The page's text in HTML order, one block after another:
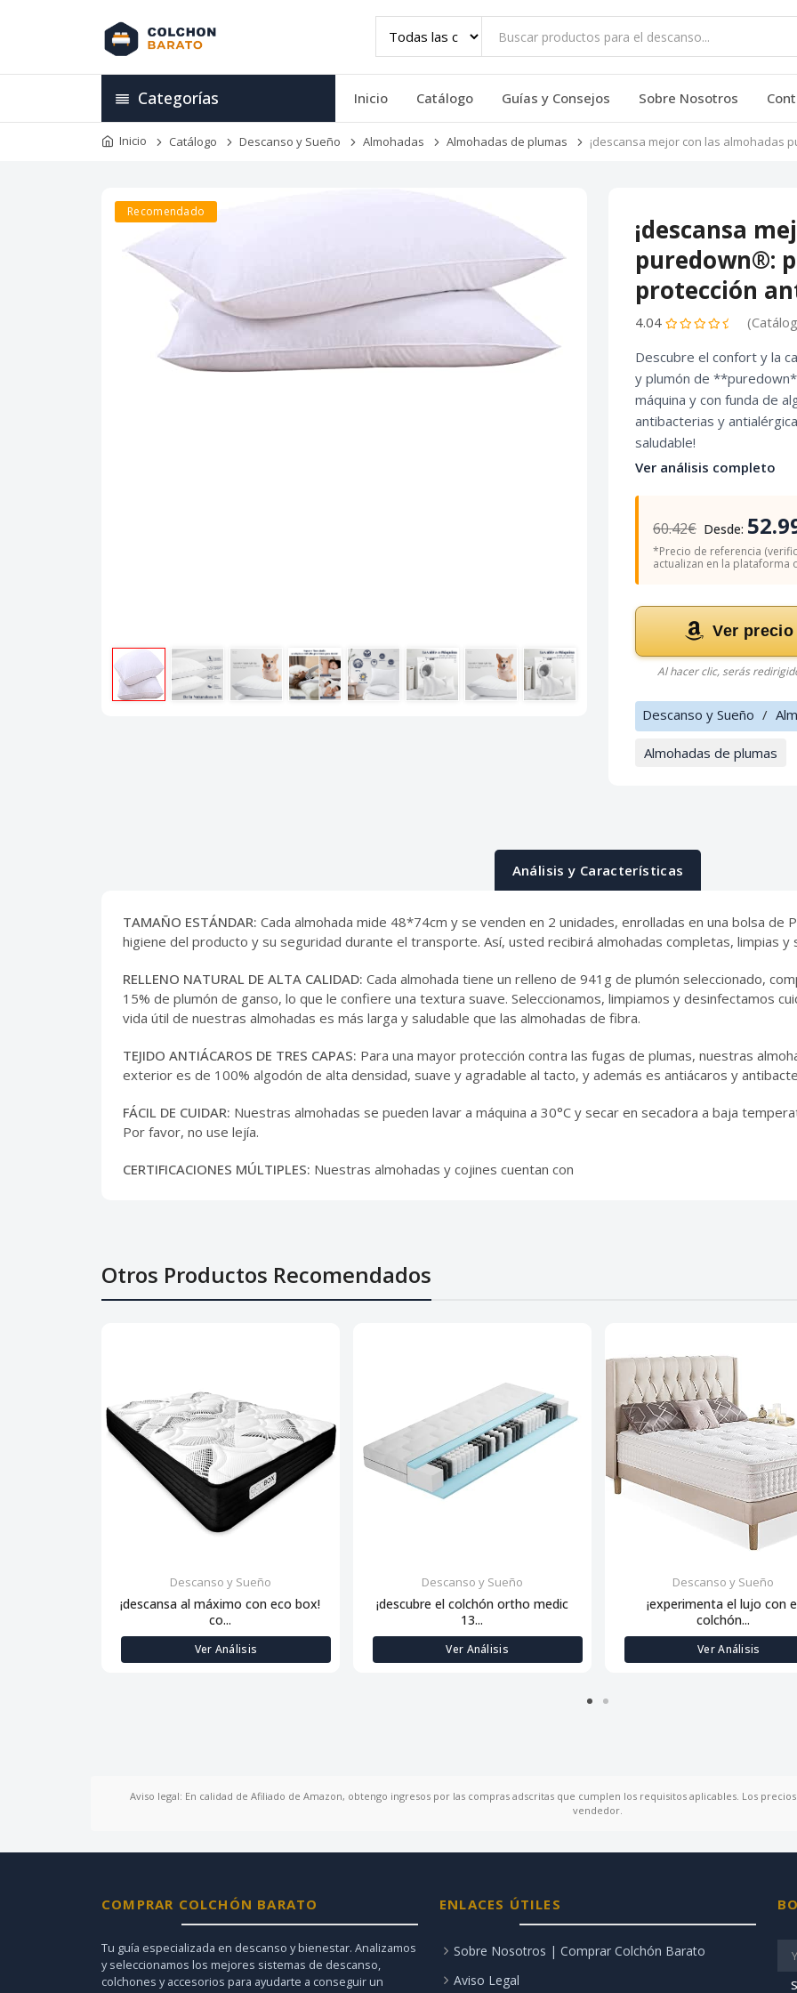
Categorías Inicio Catálogo Guías y Consejos Sobre Nosotros
Inicio Catálogo Descanso y Sueño Almohadas Almohadas de plumas ¡descansa mejor con las almohadas
Recomendado
¡descansa
puredown®:
protección
4.04
Descubre el confort y la
y plumón de
máquina y con funda de
antibacterias y
saludable!
Ver análisis completo
60.42€ Desde:
*Precio de referencia
actualizan en la plataforma
Ver
Al hacer clic, serás
Descanso y Sueño /
Almohadas de plumas
Análisis y Características
TAMAÑO ESTÁNDAR: Cada almohada mide 48*74cm y se venden en 2 unidades, enrolladas en una bolsa de
higiene del producto y su seguridad durante el transporte. Así, usted recibirá almohadas completas, limpias y
RELLENO NATURAL DE ALTA CALIDAD: Cada almohada tiene un relleno de 941g de plumón seleccionado,
15% de plumón de ganso, lo que le confiere una textura suave. Seleccionamos, limpiamos y desinfectamos
vida útil de nuestras almohadas es más larga y saludable que las almohadas de fibra.
TEJIDO ANTIÁCAROS DE TRES CAPAS: Para una mayor protección contra las fugas de plumas, nuestras
exterior es de 100% algodón de alta densidad, suave y agradable al tacto, y además es antiácaros y
FÁCIL DE CUIDAR: Nuestras almohadas se pueden lavar a máquina a 30°C y secar en secadora a baja
Por favor, no use lejía.
CERTIFICACIONES MÚLTIPLES: Nuestras almohadas y cojines cuentan con
Otros Productos Recomendados
Descanso y Sueño
¡descansa al máximo con eco box!
co...
Ver Análisis
Descanso y Sueño
¡descubre el colchón ortho medic
13...
Ver Análisis
Descanso y Sueño
¡experimenta el lujo con
colchón...
Ver Análisis
Aviso legal: En calidad de Afiliado de Amazon, obtengo ingresos por las compras adscritas que cumplen los requisitos aplicables. Los
vendedor.
COMPRAR COLCHÓN BARATO
Tu guía especializada en descanso y bienestar. Analizamos
y seleccionamos los mejores sistemas de descanso,
colchones y accesorios para ayudarte a conseguir un
ENLACES ÚTILES
Sobre Nosotros | Comprar Colchón Barato
Aviso Legal